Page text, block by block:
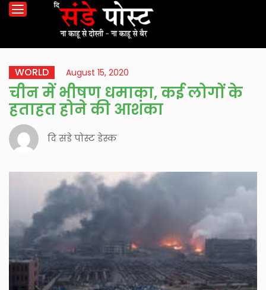
WORLD August 15, 2020
चीन में भीषण धमाका, कई लोगों के
हताहत होने की आशंका
दि संडे पोस्ट डेस्क